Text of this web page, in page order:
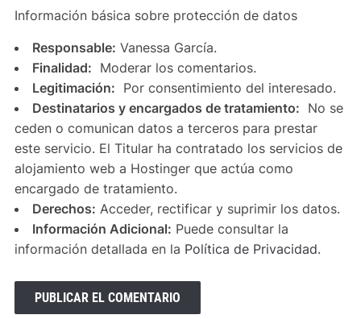
Información básica sobre protección de datos
Responsable: Vanessa García.
Finalidad: Moderar los comentarios.
Legitimación: Por consentimiento del interesado.
Destinatarios y encargados de tratamiento: No se
ceden o comunican datos a terceros para prestar
este servicio. El Titular ha contratado los servicios de
alojamiento web a Hostinger que actúa como
encargado de tratamiento.
Derechos: Acceder, rectificar y suprimir los datos.
Información Adicional: Puede consultar la
información detallada en la Política de Privacidad.